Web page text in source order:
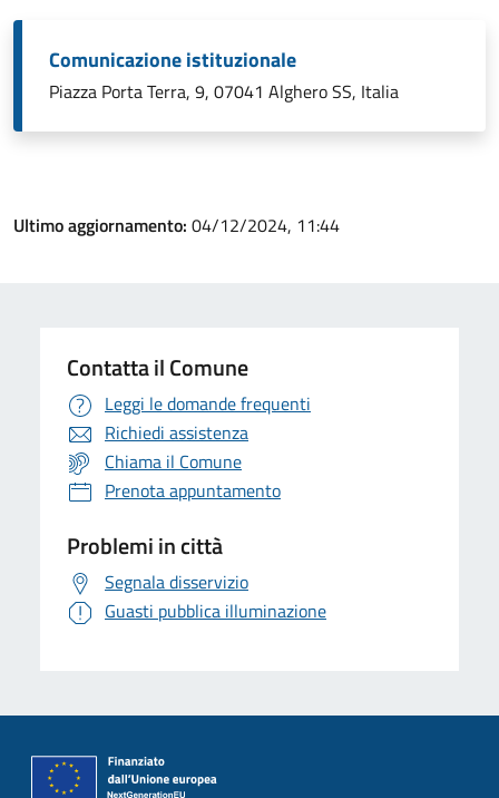
Comunicazione istituzionale
Piazza Porta Terra, 9, 07041 Alghero SS, Italia
Ultimo aggiornamento: 04/12/2024, 11:44
Contatta il Comune
Leggi le domande frequenti
Richiedi assistenza
Chiama il Comune
Prenota appuntamento
Problemi in città
Segnala disservizio
Guasti pubblica illuminazione